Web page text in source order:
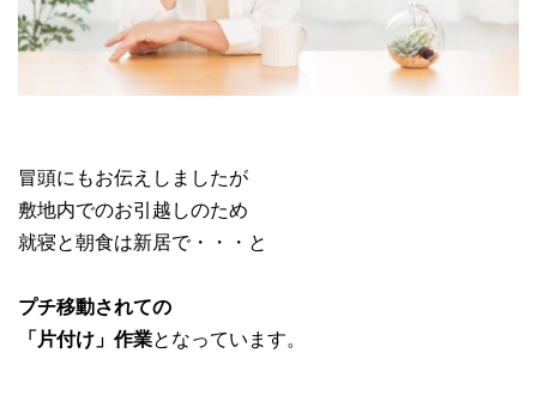
冒頭にもお伝えしましたが
敷地内でのお引越しのため
就寝と朝食は新居で・・・と
プチ移動されての
「片付け」作業となっています。